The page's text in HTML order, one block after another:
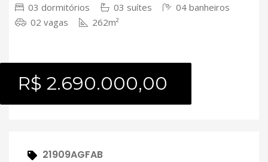
03 dormitórios 03 suítes
04 banheiros
02 vagas
262m²
R$ 2.690.000,00
21909AGFAB